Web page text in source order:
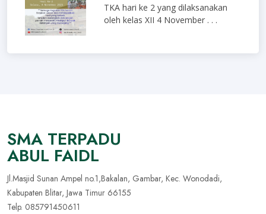
TKA hari ke 2 yang dilaksanakan
oleh kelas XII 4 November . . .
SMA TERPADU
ABUL FAIDL
Jl.Masjid Sunan Ampel no.1,Bakalan, Gambar, Kec. Wonodadi,
Kabupaten Blitar, Jawa Timur 66155
Telp. 085791450611